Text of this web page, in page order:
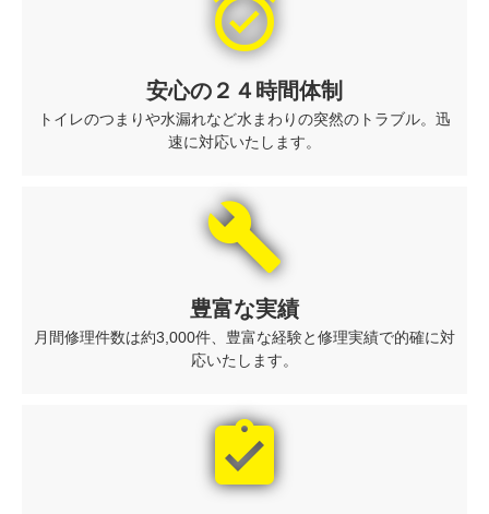
alarm_on
安心の２４時間体制
トイレのつまりや水漏れなど水まわりの突然のトラブル。迅
速に対応いたします。
build
豊富な実績
月間修理件数は約3,000件、豊富な経験と修理実績で的確に対
応いたします。
assignment_turned_in